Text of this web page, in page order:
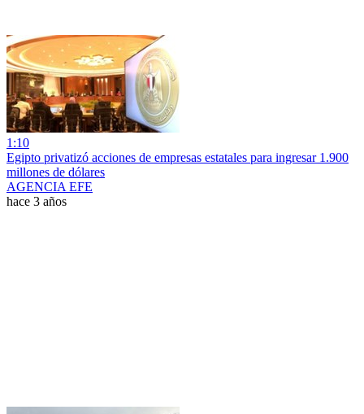
1:10
Egipto privatizó acciones de empresas estatales para ingresar 1.900
millones de dólares
AGENCIA EFE
hace 3 años